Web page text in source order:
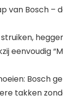
van Bosch –
eenvoudig
Bosch
takken